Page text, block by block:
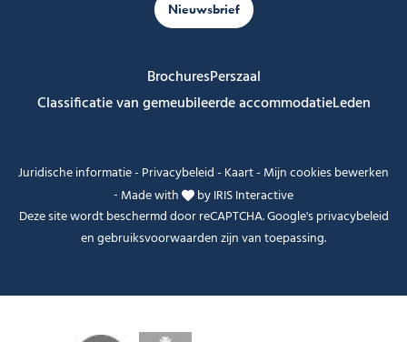
Nieuwsbrief
BrochuresPerszaal
Classificatie van gemeubileerde accommodatieLeden
Juridische informatie- Privacybeleid- Kaart- Mijn cookies bewerken
- Made with byIRIS Interactive
Deze site wordt beschermd door reCAPTCHA. Google'sprivacybeleid
engebruiksvoorwaardenzijn van toepassing.